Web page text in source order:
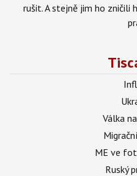
rušit. A stejně jim ho zničili
Válka
ME ve
Ruský